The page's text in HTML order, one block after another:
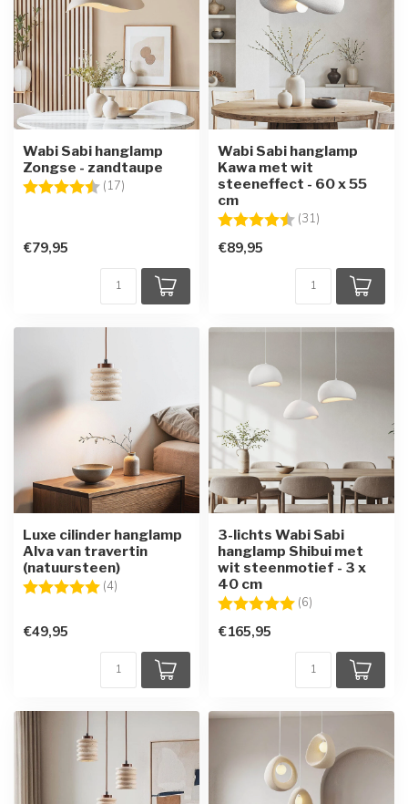
Wabi Sabi hanglamp
Zongse - zandtaupe
Beoordeling: (17)
€79,95
Wabi Sabi hanglamp
Kawa met wit
steeneffect - 60 x 55
cm
Beoordeling: (31)
€89,95
Luxe cilinder hanglamp
Alva van travertin
(natuursteen)
Beoordeling: (4)
€49,95
3-lichts Wabi Sabi
hanglamp Shibui met
wit steenmotief - 3 x
40 cm
Beoordeling: (6)
€165,95